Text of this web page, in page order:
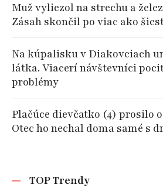
Muž vyliezol na strechu a
Zásah skončil po viac ako
Na kúpalisku v Diakovciach
látka. Viacerí návštevníci
problémy
Plačúce dievčatko (4) prosilo
Otec ho nechal doma samé s
TOP Trendy